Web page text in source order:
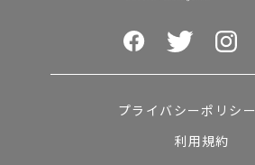
プライバシーポリシー
利用規約